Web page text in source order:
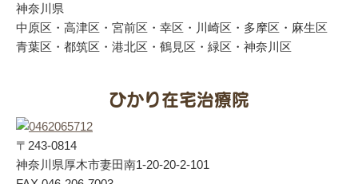
神奈川県
中原区・高津区・宮前区・幸区・川崎区・多摩区・麻生区
青葉区・都筑区・港北区・鶴見区・緑区・神奈川区
ひかり在宅治療院
〒243-0814
神奈川県厚木市妻田南1-20-20-2-101